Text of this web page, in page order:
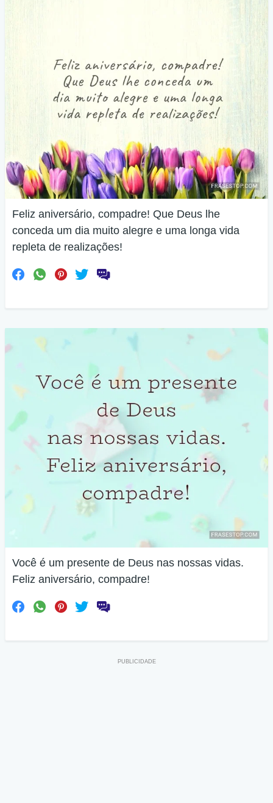
Feliz aniversário, compadre! Que Deus lhe
conceda um dia muito alegre e uma longa vida
repleta de realizações!
Você é um presente de Deus nas nossas vidas.
Feliz aniversário, compadre!